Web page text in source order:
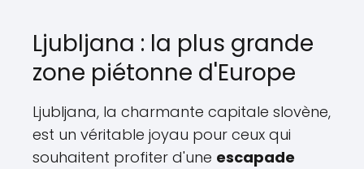
Ljubljana : la plus grande
zone piétonne d'Europe
Ljubljana, la charmante capitale slovène,
est un véritable joyau pour ceux qui
souhaitent profiter d'une escapade